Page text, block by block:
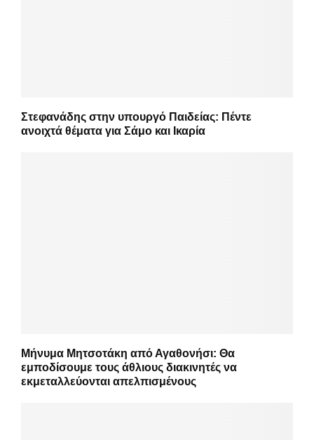
Στεφανάδης στην υπουργό Παιδείας: Πέντε
ανοιχτά θέματα για Σάμο και Ικαρία
Μήνυμα Μητσοτάκη από Αγαθονήσι: Θα
εμποδίσουμε τους άθλιους διακινητές να
εκμεταλλεύονται απελπισμένους